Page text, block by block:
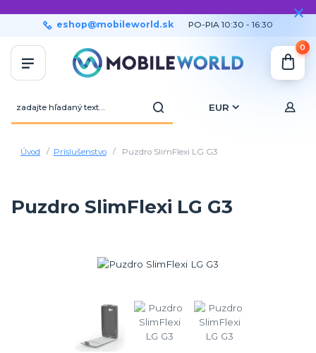
EUR
eshop@mobileworld.sk PO-PIA 10:30 - 16:30
0
Úvod Príslušenstvo Puzdro SlimFlexi LG G3
Puzdro SlimFlexi LG G3